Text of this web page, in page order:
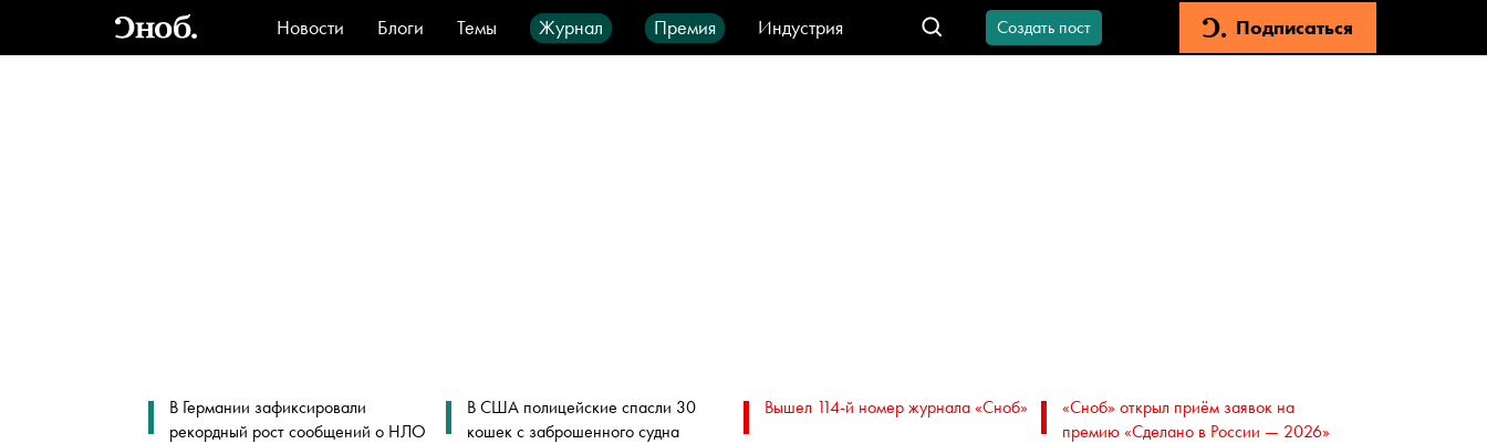
Новости Блоги Темы Журнал Премия
Индустрия
Стиль
Видео Город IT-продукты
Создать пост Подписаться
В Германии зафиксировали
рекордный рост сообщений о НЛО
В США полицейские спасли 30
кошек с заброшенного судна
Вышел 114-й номер журнала «Сноб»
«Сноб» открыл приём заявок на
премию «Сделано в России — 2026»